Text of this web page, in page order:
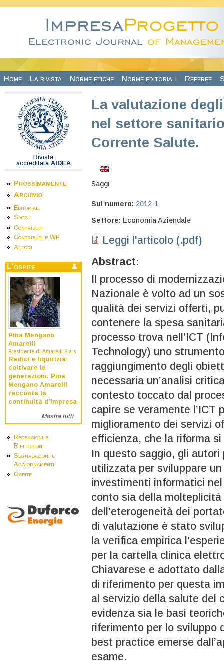
Home La rivista Norme etiche Norme editoriali Referee
Rivista
accreditata AIDEA
Prossimamente
Archivio
Editoriali
Saggi
Contributi
Contributi e WP
Autori
L'ospite
Pina Mengano
Amarelli
Presidente di Amarelli S.a.s.
Radici e liquirizia:
coltivare le
generazioni. Pina
Mengano Amarelli
racconta la
continuità d’impresa
Mostra tutti
Recensioni e
Riflessioni
Segnalazioni e
Aggiornamenti
Ospite
La valutazione
nel settore
Corrente Salute.
Saggi
Sul numero: 2012-1
Settore: Economia Aziendale
Leggi l'articolo (.pdf)
Abstract:
Il processo di
Nazionale è volto ad un
qualità dei servizi offerti,
contenere la spesa
processo trova nell’ICT
Technology) uno
raggiungimento degli
necessaria un’analisi
contesto toccato dal
capire se veramente l’ICT
miglioramento dei servizi
efficienza, che la riforma si
In questo saggio, gli
utilizzata per sviluppare
investimenti informatici
conto sia della
dell’eterogeneità dei
di valutazione è stato
la verifica empirica
per la cartella clinica
Chiavarese e adottato
di riferimento per questa
al servizio della salute del
evidenza sia le basi
riferimento per lo sviluppo
best practice emerse
esame.